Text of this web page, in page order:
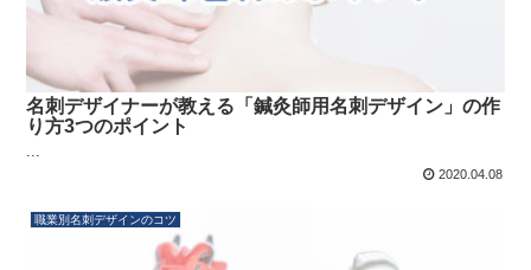
名刺デザイナーが教える「鍼灸師用名刺デザイン」の作
り方3つのポイント
2020.04.08
職業別名刺デザインのコツ